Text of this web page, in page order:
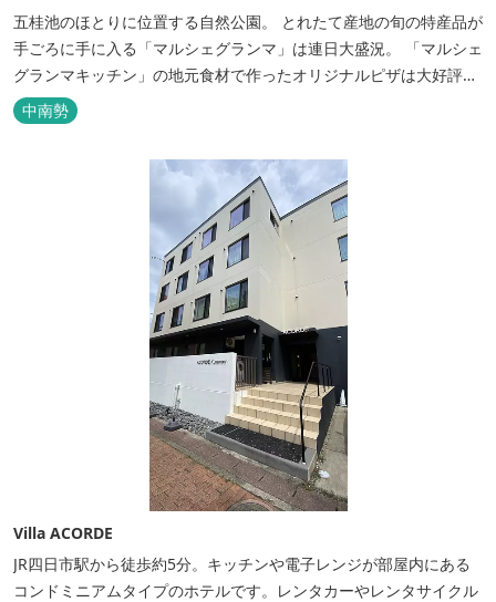
五桂池のほとりに位置する自然公園。 とれたて産地の旬の特産品が
手ごろに手に入る「マルシェグランマ」は連日大盛況。 「マルシェ
グランマキッチン」の地元食材で作ったオリジナルピザは大好評！
バーベキューも楽しめます。食材と必要な道具がセットになった
「手ぶらバーベキューセット」も人気です。 『ごかつら池どうぶつ
パーク』近くにあります。 多気町観光協会のフェイスブックでは多
中南勢
Villa ACORDE
JR四日市駅から徒歩約5分。キッチンや電子レンジが部屋内にある
コンドミニアムタイプのホテルです。レンタカーやレンタサイクル